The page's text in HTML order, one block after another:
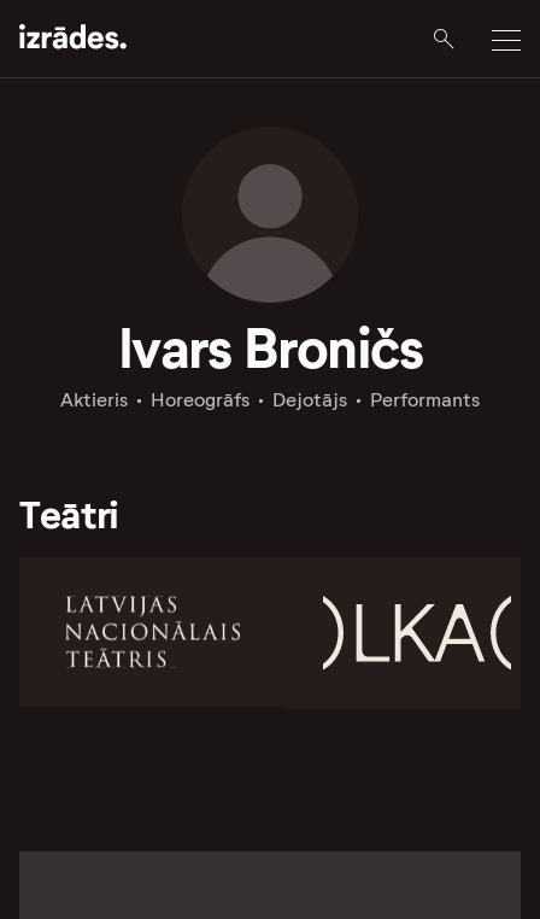
Ivars Broničs
Aktieris Horeogrāfs Dejotājs Performants
Teātri